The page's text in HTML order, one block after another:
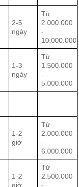
2-5
ngày
Từ
2.000.000
-
10.000.000
1-3
ngày
Từ
1.500.000
-
5.000.000
1-2
giờ
Từ
2.000.000
-
6.000.000
1-2
giờ
Từ
2.500.000
-